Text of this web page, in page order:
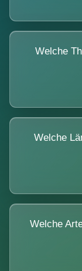
Welche
Welche
Welche